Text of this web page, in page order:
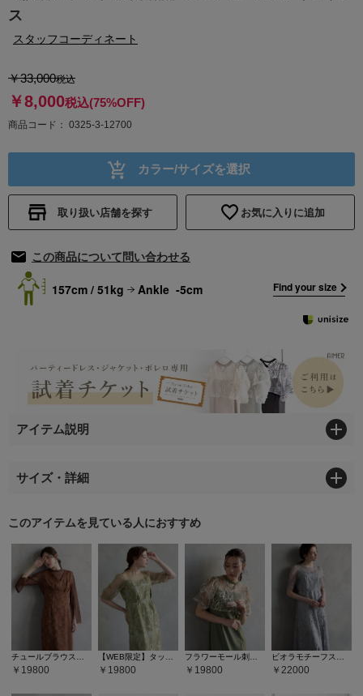
ス
スタッフコーディネート
￥33,000税込
￥8,000税込(75%OFF)
商品コード 0325-3-12700
カラー/サイズを選択
取り扱い店舗を探す お気に入りに追加
この商品について問い合わせる
157cm / 51kg Ankle -5cm Find your size
アイテム説明
サイズ・詳細
このアイテムを見ている人におすすめ
19800 19800 19800 22000